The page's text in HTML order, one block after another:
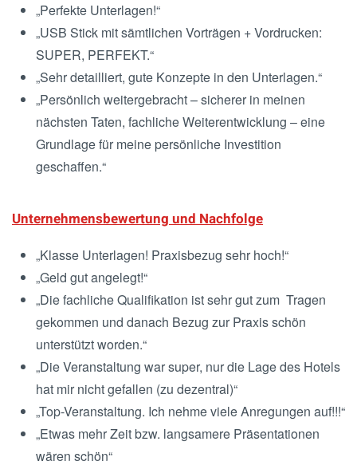
„Perfekte Unterlagen!“
„USB Stick mit sämtlichen Vorträgen + Vordrucken:
SUPER, PERFEKT.“
„Sehr detailliert, gute Konzepte in den Unterlagen.“
„Persönlich weitergebracht – sicherer in meinen
nächsten Taten, fachliche Weiterentwicklung – eine
Grundlage für meine persönliche Investition
geschaffen.“
Unternehmensbewertung und Nachfolge
„Klasse Unterlagen! Praxisbezug sehr hoch!“
„Geld gut angelegt!“
„Die fachliche Qualifikation ist sehr gut zum Tragen
gekommen und danach Bezug zur Praxis schön
unterstützt worden.“
„Die Veranstaltung war super, nur die Lage des Hotels
hat mir nicht gefallen (zu dezentral)“
„Top-Veranstaltung. Ich nehme viele Anregungen auf!!!“
„Etwas mehr Zeit bzw. langsamere Präsentationen
wären schön“